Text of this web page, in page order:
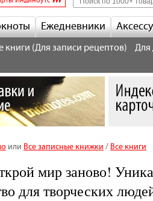
Ежедневники
книги (Для записи рецептов) Для
или Все записные книжки / Все книги
мир заново!
для творческих